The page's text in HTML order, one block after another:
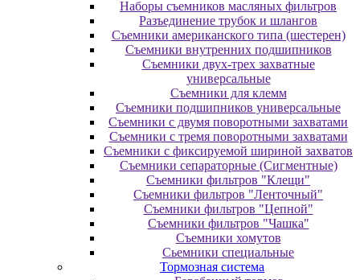
Наборы съемников масляных фильтров
Разъединение трубок и шлангов
Съемники американского типа (шестерен)
Съемники внутренних подшипников
Съемники двух-трех захватные
универсальные
Съемники для клемм
Съемники подшипников универсальные
Съемники с двумя поворотными захватами
Съемники с тремя поворотными захватами
Съемники с фиксируемой шириной захватов
Съемники сепараторные (Сигментные)
Съемники фильтров "Клещи"
Съемники фильтров "Ленточный"
Съемники фильтров "Цепной"
Съемники фильтров "Чашка"
Съемники хомутов
Сьемники специальные
Тормозная система